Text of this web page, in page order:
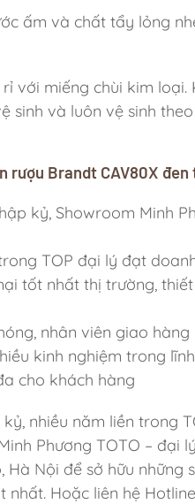
ấm và chất tẩy lỏng
với miếng chùi kim loại.
và luôn vệ sinh
rượu Brandt CAV80X
kỷ, Showroom Minh
TOP đại lý đạt
tốt nhất thị trường,
nhân viên giao
kinh nghiệm trong
cho khách hàng
nhiều năm liền trong
Phương TOTO – đại
Hà Nội để sở hữu
Hoặc liên hệ